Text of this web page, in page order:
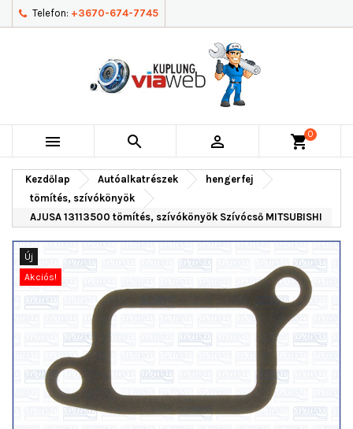
Telefon: +3670-674-7745
   shopping_cart0
Kezdőlap Autóalkatrészek
hengerfej
tömítés, szívókönyök
AJUSA 13113500 tömítés, szívókönyök Szívócső MITSUBISHI
Új
Akciós!